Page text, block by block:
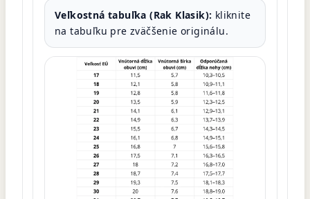
Veľkostná tabuľka (Rak Klasik): kliknite
na tabuľku pre zväčšenie originálu.